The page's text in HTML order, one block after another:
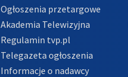
Ogłoszenia przetargowe
Akademia Telewizyjna
Regulamin tvp.pl
Telegazeta ogłoszenia
Informacje o nadawcy